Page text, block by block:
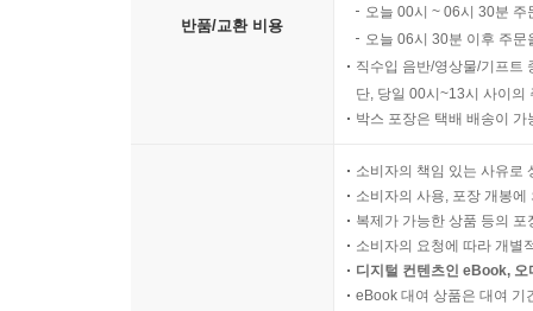
반품/교환 비용
오늘 00시 ~ 06시 30분
오늘 06시 30분 이후 주
직수입 음반/영상물/기프트
단, 당일 00시~13시 사이의
박스 포장은 택배 배송이
소비자의 책임 있는 사유로
소비자의 사용, 포장 개봉
복제가 가능한 상품 등의
소비자의 요청에 따라 개별
디지털 컨텐츠인 eBook,
eBook 대여 상품은 대여 기